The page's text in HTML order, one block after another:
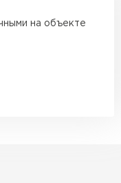
на объекте